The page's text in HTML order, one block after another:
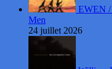
EWEN
Men
24 juillet 2026